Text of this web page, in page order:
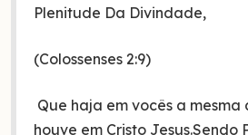
Plenitude Da Divindade,
(Colossenses 2:9)
Que haja em vocês a
houve em Cristo Jesus.Sendo